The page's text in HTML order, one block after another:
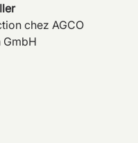
chez AGCO
GmbH